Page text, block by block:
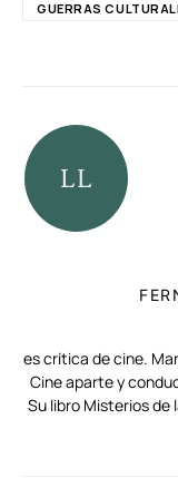
GUERRAS
es crítica de cine.
Cine aparte y
Su libro Misterios de